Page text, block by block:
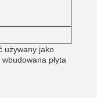
używany jako
płyta